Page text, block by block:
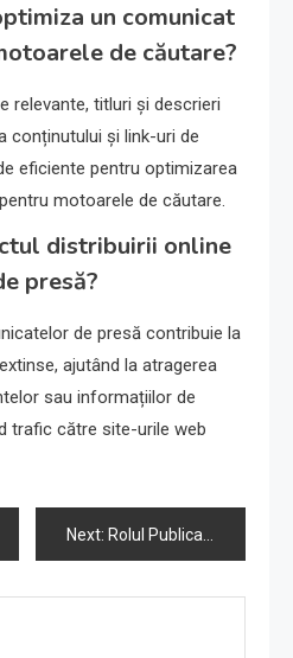
un comunicat
de căutare?
relevante, titluri și descrieri
conținutului și link-uri de
eficiente pentru optimizarea
motoarele de căutare.
distribuirii online
presă?
de presă contribuie la
ajutând la atragerea
sau informațiilor de
trafic către site-urile web
Next: Rolul Publicațiilor Online în Creșterea Relațiilor cu Publicul – Revista Antreprenorului